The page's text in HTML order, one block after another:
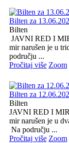
Bilten za
Bilten
JAVNI RED I
mir narušen je u
području ...
Pročitaj više Zoom
Bilten za
Bilten
JAVNI RED I
mir narušen je u
Na području ...
Pročitaj više Zoom